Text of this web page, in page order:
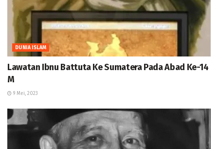
DUNIA ISLAM
Lawatan Ibnu Battuta Ke Sumatera Pada Abad Ke-14
M
9 Mei, 2023